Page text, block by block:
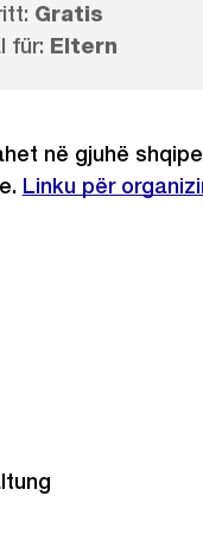
Gratis
für: Eltern
në gjuhë
Externer
Linku për